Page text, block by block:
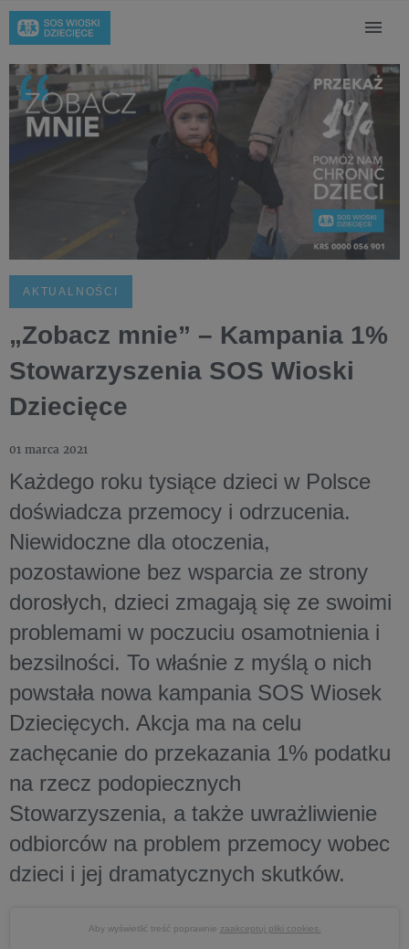
AKTUALNOŚCI
„Zobacz mnie” – Kampania 1%
Stowarzyszenia SOS Wioski
Dziecięce
01 marca 2021
Każdego roku tysiące dzieci w Polsce
doświadcza przemocy i odrzucenia.
Niewidoczne dla otoczenia,
pozostawione bez wsparcia ze strony
dorosłych, dzieci zmagają się ze swoimi
problemami w poczuciu osamotnienia i
bezsilności. To właśnie z myślą o nich
powstała nowa kampania SOS Wiosek
Dziecięcych. Akcja ma na celu
zachęcanie do przekazania 1% podatku
na rzecz podopiecznych
Stowarzyszenia, a także uwrażliwienie
odbiorców na problem przemocy wobec
dzieci i jej dramatycznych skutków.
Aby wyświetlić treść poprawnie zaakceptuj pliki cookies.